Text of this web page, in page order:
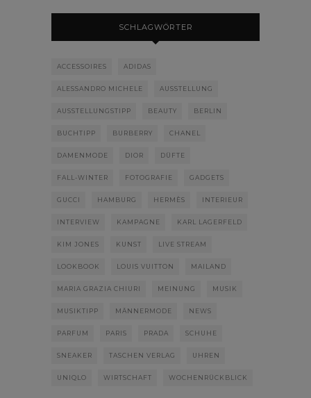
SCHLAGWÖRTER
ACCESSOIRES ADIDAS
ALESSANDRO MICHELE AUSSTELLUNG
AUSSTELLUNGSTIPP BEAUTY BERLIN
BUCHTIPP BURBERRY CHANEL
DAMENMODE DIOR DÜFTE
FALL-WINTER FOTOGRAFIE GADGETS
GUCCI HAMBURG HERMÈS INTERIEUR
INTERVIEW KAMPAGNE KARL LAGERFELD
KIM JONES KUNST LIVE STREAM
LOOKBOOK LOUIS VUITTON MAILAND
MARIA GRAZIA CHIURI MEINUNG MUSIK
MUSIKTIPP MÄNNERMODE NEWS
PARFUM PARIS PRADA SCHUHE
SNEAKER TASCHEN VERLAG UHREN
UNIQLO WIRTSCHAFT WOCHENRÜCKBLICK